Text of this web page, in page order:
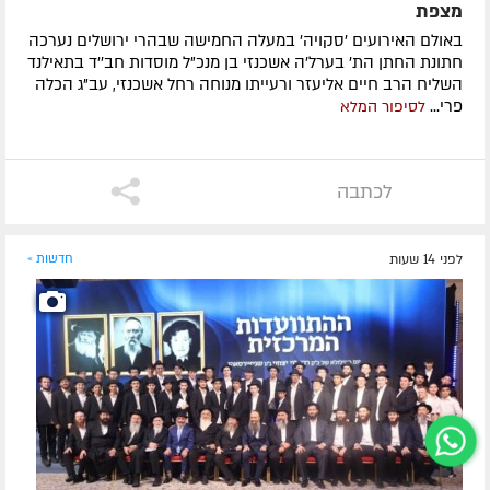
מצפת
באולם האירועים 'סקויה' במעלה החמישה שבהרי ירושלים נערכה
חתונת החתן הת' בערל'ה אשכנזי בן מנכ"ל מוסדות חב''ד בתאילנד
השליח הרב חיים אליעזר ורעייתו מנוחה רחל אשכנזי, עב"ג הכלה
פרי... לסיפור המלא
לכתבה
לפני 14 שעות חדשות »